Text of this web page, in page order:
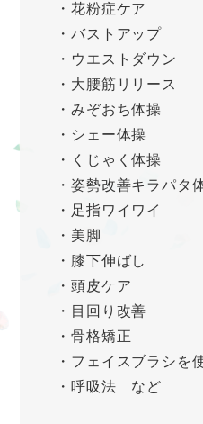
・花粉症ケア
・バストアップ
・ウエストダウン
・大腰筋リリース
・みぞおち体操
・シェー体操
・くじゃく体操
・姿勢改善キラパタ
・足指ワイワイ
・美脚
・膝下伸ばし
・頭皮ケア
・目回り改善
・骨格矯正
・フェイスブラシを
・呼吸法 など